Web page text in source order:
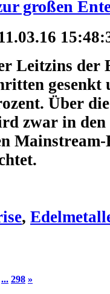
großen
Leitzins der
gesenkt
Über
zwar in
,
... 298 »